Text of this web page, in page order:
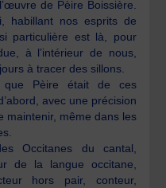
de Pèire Boissière.
habillant nos esprits de
particulière est là, pour
à l’intérieur de nous,
à tracer des sillons.
Pèire était de ces
avec une précision
maintenir, même dans les
Occitanes du cantal,
de la langue occitane,
hors pair, conteur,